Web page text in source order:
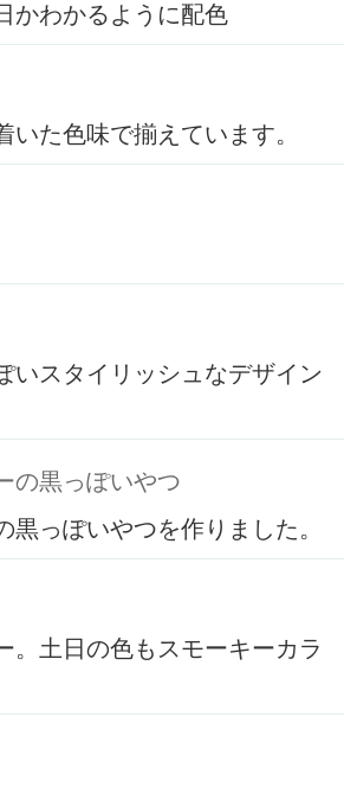
かわかるように配色
いた色味で揃えています。
いスタイリッシュなデザイン
の黒っぽいやつ
黒っぽいやつを作りました。
。土日の色もスモーキーカラ